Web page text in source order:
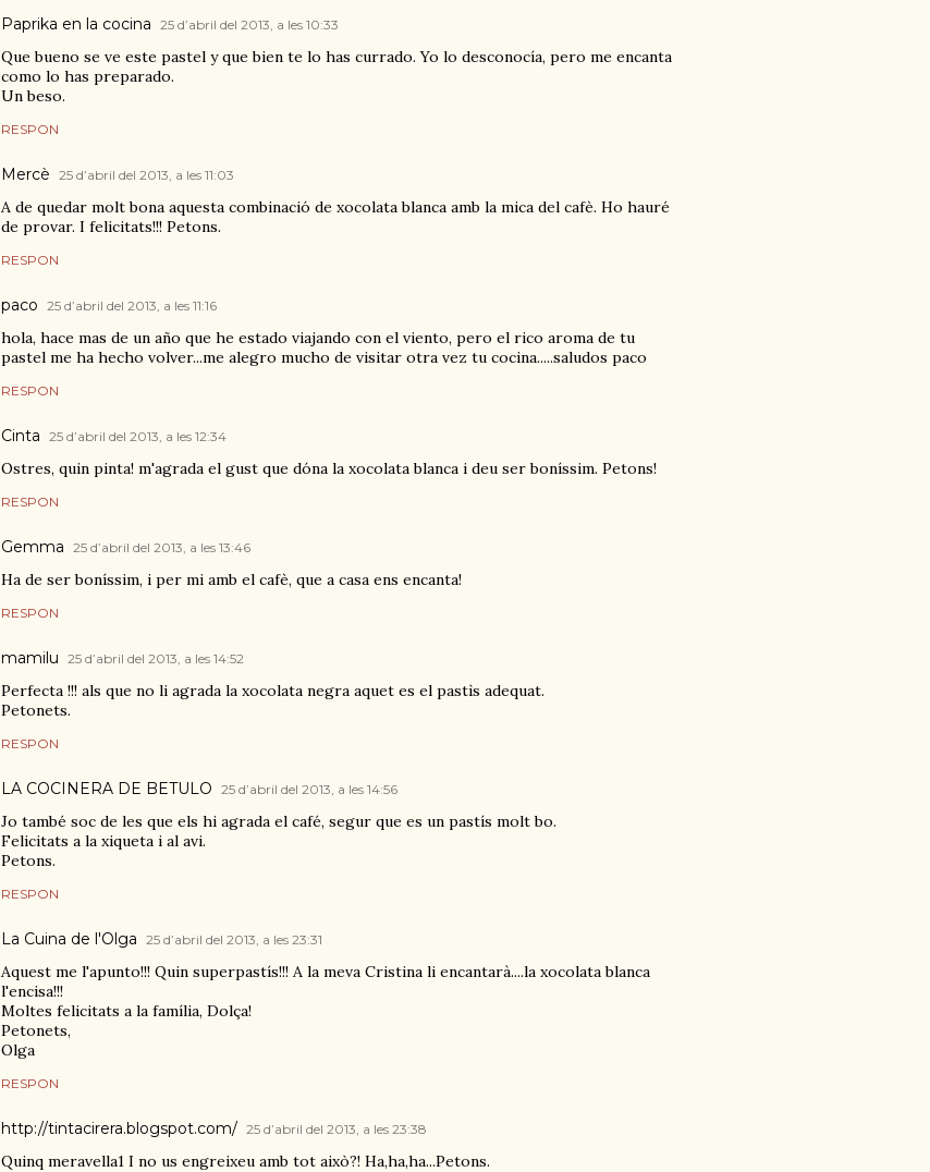
Paprika en la cocina 25 d’abril del 2013, a les 10:33
Que bueno se ve este pastel y que bien te lo has currado. Yo lo desconocía, pero me encanta
como lo has preparado.
Un beso.
RESPON
Mercè 25 d’abril del 2013, a les 11:03
A de quedar molt bona aquesta combinació de xocolata blanca amb la mica del cafè. Ho hauré
de provar. I felicitats!!! Petons.
RESPON
paco 25 d’abril del 2013, a les 11:16
hola, hace mas de un año que he estado viajando con el viento, pero el rico aroma de tu
pastel me ha hecho volver...me alegro mucho de visitar otra vez tu cocina.....saludos paco
RESPON
Cinta 25 d’abril del 2013, a les 12:34
Ostres, quin pinta! m'agrada el gust que dóna la xocolata blanca i deu ser boníssim. Petons!
RESPON
Gemma 25 d’abril del 2013, a les 13:46
Ha de ser boníssim, i per mi amb el cafè, que a casa ens encanta!
RESPON
mamilu 25 d’abril del 2013, a les 14:52
Perfecta !!! als que no li agrada la xocolata negra aquet es el pastìs adequat.
Petonets.
RESPON
LA COCINERA DE BETULO 25 d’abril del 2013, a les 14:56
Jo també soc de les que els hi agrada el café, segur que es un pastís molt bo.
Felicitats a la xiqueta i al avi.
Petons.
RESPON
La Cuina de l'Olga 25 d’abril del 2013, a les 23:31
Aquest me l'apunto!!! Quin superpastís!!! A la meva Cristina li encantarà....la xocolata blanca
l'encisa!!!
Moltes felicitats a la família, Dolça!
Petonets,
Olga
RESPON
http://tintacirera.blogspot.com/ 25 d’abril del 2013, a les 23:38
Quinq meravella1 I no us engreixeu amb tot això?! Ha,ha,ha...Petons.